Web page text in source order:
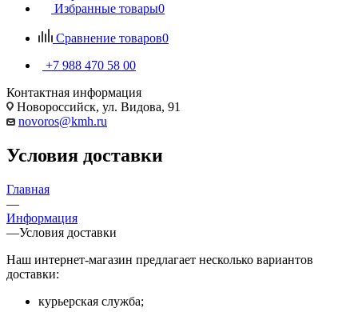
Избранные товары0
Сравнение товаров0
+7 988 470 58 00
Контактная информация
Новороссийск, ул. Видова, 91
novoros@kmh.ru
Условия доставки
Главная
—
Информация
—Условия доставки
Наш интернет-магазин предлагает несколько вариантов
доставки:
курьерская служба;